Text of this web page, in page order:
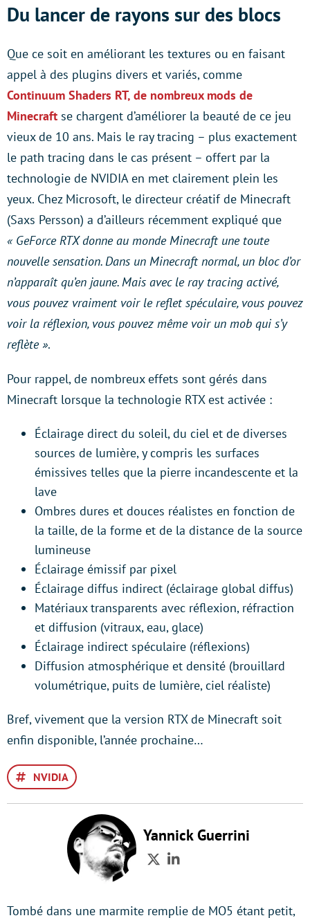
Du lancer de rayons sur des blocs
Que ce soit en améliorant les textures ou en faisant
appel à des plugins divers et variés, comme
Continuum Shaders RT, de nombreux mods de
Minecraft se chargent d’améliorer la beauté de ce jeu
vieux de 10 ans. Mais le ray tracing – plus exactement
le path tracing dans le cas présent – offert par la
technologie de NVIDIA en met clairement plein les
yeux. Chez Microsoft, le directeur créatif de Minecraft
(Saxs Persson) a d’ailleurs récemment expliqué que
« GeForce RTX donne au monde Minecraft une toute
nouvelle sensation. Dans un Minecraft normal, un bloc d’or
n’apparaît qu’en jaune. Mais avec le ray tracing activé,
vous pouvez vraiment voir le reflet spéculaire, vous pouvez
voir la réflexion, vous pouvez même voir un mob qui s’y
reflète ».
Pour rappel, de nombreux effets sont gérés dans
Minecraft lorsque la technologie RTX est activée :
Éclairage direct du soleil, du ciel et de diverses
sources de lumière, y compris les surfaces
émissives telles que la pierre incandescente et la
lave
Ombres dures et douces réalistes en fonction de
la taille, de la forme et de la distance de la source
lumineuse
Éclairage émissif par pixel
Éclairage diffus indirect (éclairage global diffus)
Matériaux transparents avec réflexion, réfraction
et diffusion (vitraux, eau, glace)
Éclairage indirect spéculaire (réflexions)
Diffusion atmosphérique et densité (brouillard
volumétrique, puits de lumière, ciel réaliste)
Bref, vivement que la version RTX de Minecraft soit
enfin disponible, l’année prochaine…
NVIDIA
Yannick Guerrini
TwitterLinkedIn
Tombé dans une marmite remplie de MO5 étant petit,